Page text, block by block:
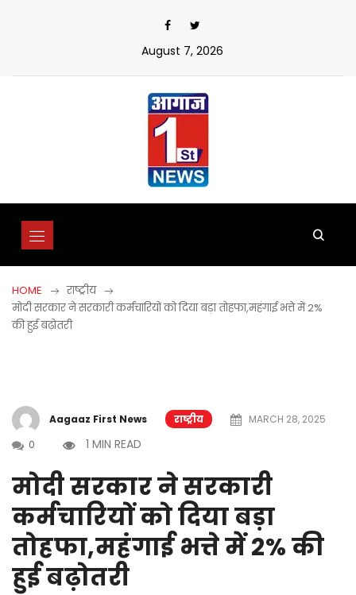
August 7, 2026
HOME
राष्ट्रीय
मोदी सरकार ने सरकारी कर्मचारियों को दिया बड़ा तोहफा,महंगाई भत्ते में 2%
की हुई बढ़ोतरी
Aagaaz First News राष्ट्रीय
MARCH 28, 2025
0
1 MIN READ
मोदी सरकार ने सरकारी
कर्मचारियों को दिया बड़ा
तोहफा,महंगाई भत्ते में 2% की
हुई बढ़ोतरी